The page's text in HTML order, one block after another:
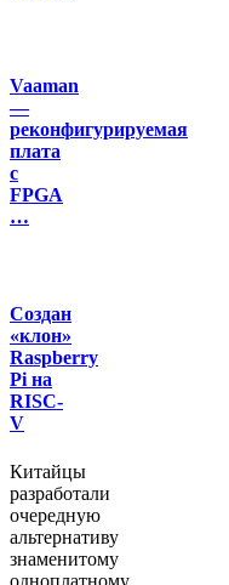
Vaaman
—
реконфигурируемая
плата
с
FPGA
…
Создан
«клон»
Raspberry
Pi на
RISC-
V
Китайцы
разработали
очередную
альтернативу
знаменитому
одноплатному